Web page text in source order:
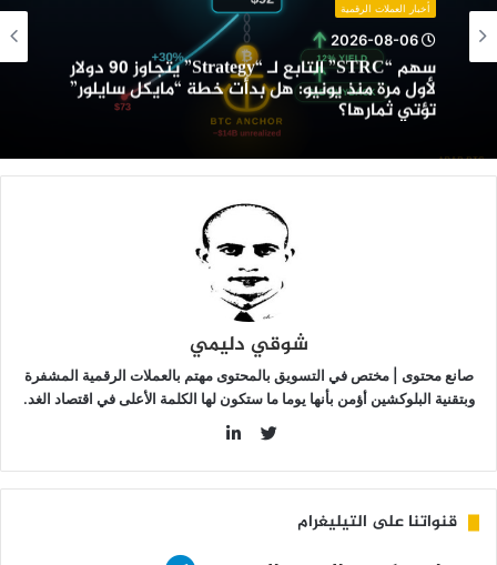
“Strategy”
يتجاوز
90
منذ
يونيو:
أخبار العملات الرقمية
2026-08-06
سهم “STRC” التابع لـ “Strategy” يتجاوز 90 دولار
لأول مرة منذ يونيو: هل بدأت خطة “مايكل سايلور”
تؤتي ثمارها؟
شوقي دليمي
صانع محتوى | مختص في التسويق بالمحتوى مهتم بالعملات الرقمية المشفرة
وبتقنية البلوكشين أؤمن بأنها يوما ما ستكون لها الكلمة الأعلى في اقتصاد الغد.
قنواتنا على التيليغرام